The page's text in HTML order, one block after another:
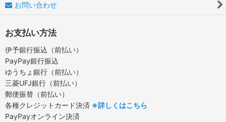
お問い合わせ
お支払い方法
伊予銀行振込（前払い）
PayPay銀行振込
ゆうちょ銀行（前払い）
三菱UFJ銀行（前払い）
郵便振替（前払い）
各種クレジットカード決済 ※詳しくはこちら
PayPayオンライン決済